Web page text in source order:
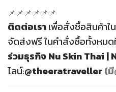
📌📌📌📌📌📌
ติดต่อเราเพื่อสั่งซื้อสินค้าใ
จัดส่งฟรีในคำสั่งซื้อทั้งหม
ร่วมธุรกิจNu Skin Thai |
ไลน์:@theeratraveller(มี